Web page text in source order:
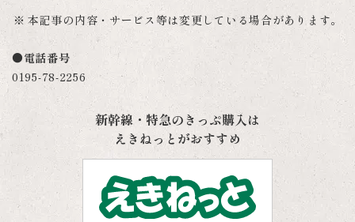
本記事の内容・サービス等は変更している場合があります。
●電話番号
0195-78-2256
新幹線・特急のきっぷ購入は
えきねっとがおすすめ